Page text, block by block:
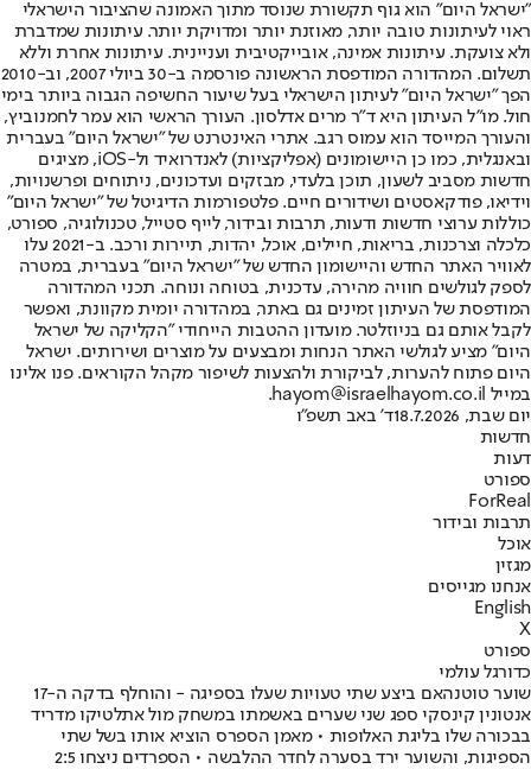
"ישראל היום" הוא גוף תקשורת שנוסד מתוך האמונה שהציבור הישראלי
ראוי לעיתונות טובה יותר, מאוזנת יותר ומדויקת יותר. עיתונות שמדברת
ולא צועקת. עיתונות אמינה, אובייקטיבית ועניינית. עיתונות אחרת וללא
תשלום. המהדורה המודפסת הראשונה פורסמה ב-30 ביולי 2007, וב-2010
הפך "ישראל היום" לעיתון הישראלי בעל שיעור החשיפה הגבוה ביותר בימי
חול. מו"ל העיתון היא ד"ר מרים אדלסון. העורך הראשי הוא עמר לחמנוביץ,
והעורך המייסד הוא עמוס רגב. אתרי האינטרנט של "ישראל היום" בעברית
ובאנגלית, כמו כן היישומונים (אפליקציות) לאנדרואיד ול-iOS, מציגים
חדשות מסביב לשעון, תוכן בלעדי, מבזקים ועדכונים, ניתוחים ופרשנויות,
וידיאו, פודקאסטים ושידורים חיים. פלטפורמות הדיגיטל של "ישראל היום"
כוללות ערוצי חדשות ודעות, תרבות ובידור, לייף סטייל, טכנולוגיה, ספורט,
כלכלה וצרכנות, בריאות, חיילים, אוכל, יהדות, תיירות ורכב. ב-2021 עלו
לאוויר האתר החדש והיישומון החדש של "ישראל היום" בעברית, במטרה
לספק לגולשים חוויה מהירה, עדכנית, בטוחה ונוחה. תכני המהדורה
המודפסת של העיתון זמינים גם באתר, במהדורה יומית מקוונת, ואפשר
לקבל אותם גם בניוזלטר. מועדון ההטבות הייחודי "הקליקה של ישראל
היום" מציע לגולשי האתר הנחות ומבצעים על מוצרים ושירותים. ישראל
היום פתוח להערות, לביקורת ולהצעות לשיפור מקהל הקוראים. פנו אלינו
במייל hayom@israelhayom.co.il.
יום שבת, 18.7.2026
ד' באב תשפ"ו
חדשות
דעות
ספורט
ForReal
תרבות ובידור
אוכל
מגזין
אנחנו מגייסים
English
X
ספורט
כדורגל עולמי
שוער טוטנהאם ביצע שתי טעויות שעלו בספיגה - והוחלף בדקה ה-17
אנטונין קינסקי ספג שני שערים באשמתו במשחק מול אתלטיקו מדריד
בבכורה שלו בליגת האלופות • מאמן הספרס הוציא אותו בשל שתי
הספיגות, והשוער ירד בסערה לחדר ההלבשה • הספרדים ניצחו 2:5